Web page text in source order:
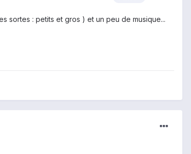
sortes : petits et gros ) et un peu de musique...